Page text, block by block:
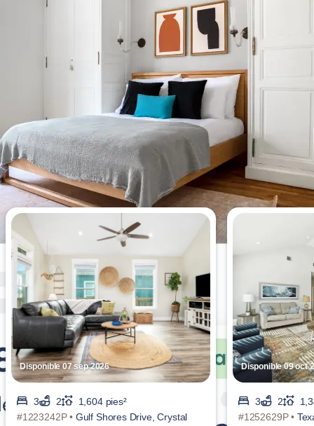
Apartamentos más vistos esta
semana
Disponible 07 sep 2026
3 2
1,604 pies²
#1223242P • Gulf Shores Drive, Crystal
Disponible 09 oct
3 2
#1252629P •